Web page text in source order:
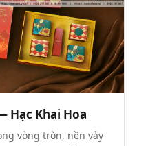
Hạc Khai Hoa
vòng tròn, nền vảy